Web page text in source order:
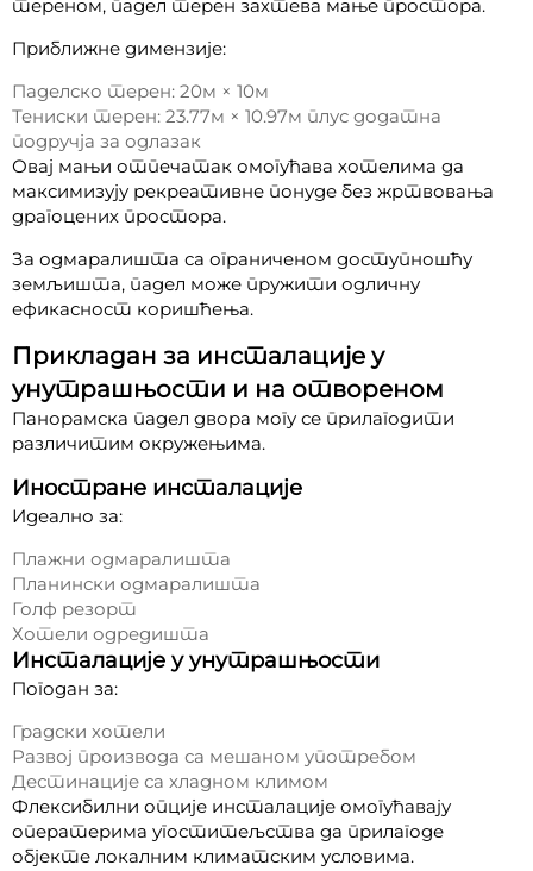
тереном, падел терен захтева мање простора.
Приближне димензије:
Паделско терен: 20м × 10м
Тениски терен: 23.77м × 10.97м плус додатна
подручја за одлазак
Овај мањи отпечатак омогућава хотелима да
максимизују рекреативне понуде без жртвовања
драгоцених простора.
За одмаралишта са ограниченом доступношћу
земљишта, падел може пружити одличну
ефикасност коришћења.
Прикладан за инсталације у
унутрашњости и на отвореном
Панорамска падел двора могу се прилагодити
различитим окружењима.
Иностране инсталације
Идеално за:
Плажни одмаралишта
Планински одмаралишта
Голф резорт
Хотели одредишта
Инсталације у унутрашњости
Погодан за:
Градски хотели
Развој производа са мешаном употребом
Дестинације са хладном климом
Флексибилни опције инсталације омогућавају
оператерима угоститељства да прилагоде
објекте локалним климатским условима.